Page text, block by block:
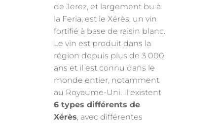
de Jerez, et largement bu à
la Feria, est le Xérès, un vin
fortifié à base de raisin blanc.
Le vin est produit dans la
région depuis plus de 3 000
ans et il est connu dans le
monde entier, notamment
au Royaume-Uni. Il existent
6 types différents de
Xérès, avec différentes